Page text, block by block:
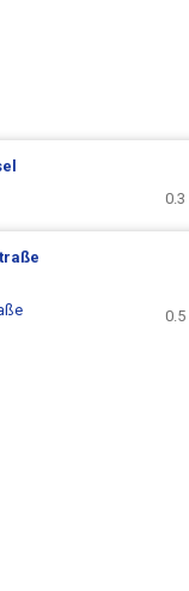
0.3
0.5